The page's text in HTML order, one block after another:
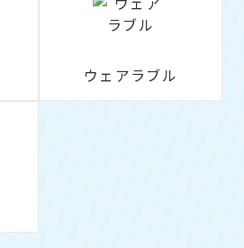
ウェアラブル